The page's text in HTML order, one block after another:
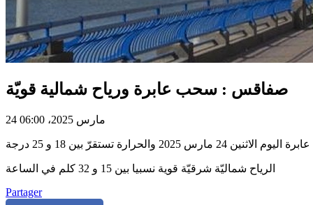
صفاقس : سحب عابرة ورياح شمالية قويّة
24 مارس 2025، 06:00
24 مارس 2025 والحرارة تستقرّ بين 18 و 25 درجة
الرياح شماليّة شرقيّة قوية نسبيا بين 15 و 32 كلم في الساعة
Partager